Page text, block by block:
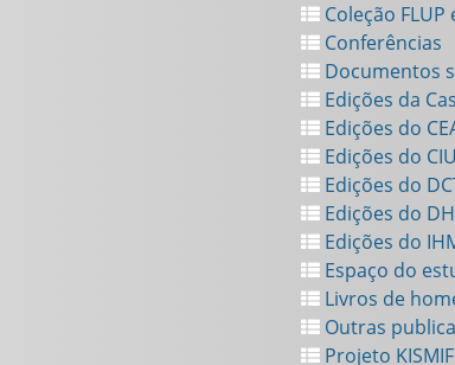
Coleção FLUP
Conferências
Documentos
Edições da
Edições do
Edições do
Edições do
Edições do
Edições do
Espaço do
Livros de
Outras
Projeto